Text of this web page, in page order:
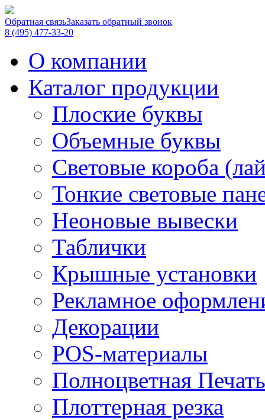
Обратная связьЗаказать обратный звонок
8 (495) 477-33-20
О компании
Каталог продукции
Плоские буквы
Объемные буквы
Световые короба
Тонкие световые
Неоновые вывески
Таблички
Крышные установки
Рекламное
Декорации
POS-материалы
Полноцветная Печать
Плоттерная резка